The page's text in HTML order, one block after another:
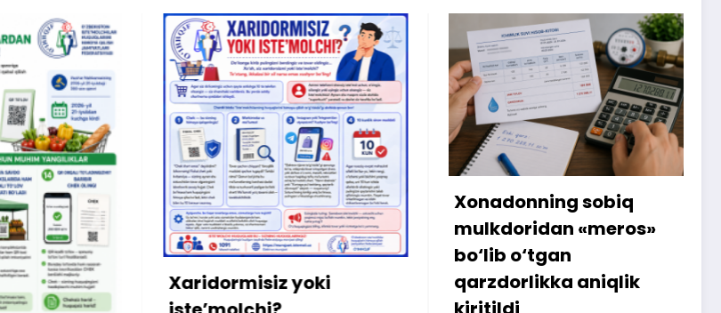
yoki
Xonadonning sobiq
mulkdoridan «meros»
bo‘lib o‘tgan
qarzdorlikka aniqlik
Internetdagi xarid
amalga
sababli 300 ming
iste’molchiga